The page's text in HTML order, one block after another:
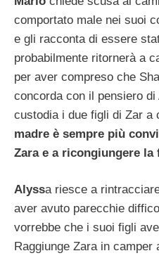
comportato male nei suoi
e gli racconta di essere
probabilmente ritornerà a
per aver compreso che
concorda con il pensiero
custodia i due figli di Zar a
madre è sempre più
Zara e a ricongiungere la
Alyssa riesce a
aver avuto parecchie
vorrebbe che i suoi figli
Raggiunge Zara in